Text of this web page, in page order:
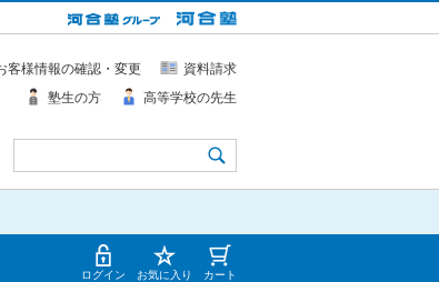
客様情報の確認・変更
資料請求
塾生の方
高等学校の先生
ログイン お気に入り カート